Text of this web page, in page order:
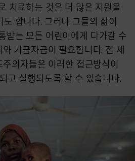
치료하는 것은 더 많은 지원을
합니다. 그러나 그들의 삶이
받는 모든 어린이에게 다가갈 수
기금자금이 필요합니다. 전 세
주의자들은 이러한 접근방식이
고 실행되도록 할 수 있습니다.